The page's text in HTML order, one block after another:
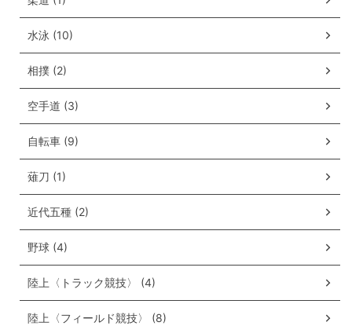
水泳 (10)
相撲 (2)
空手道 (3)
自転車 (9)
薙刀 (1)
近代五種 (2)
野球 (4)
陸上〈トラック競技〉 (4)
陸上〈フィールド競技〉 (8)